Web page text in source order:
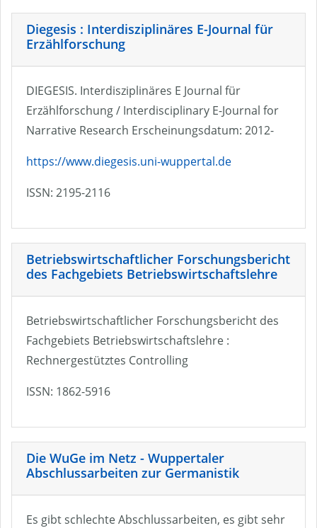
Diegesis : Interdisziplinäres E-Journal für
Erzählforschung
DIEGESIS. Interdisziplinäres E Journal für
Erzählforschung / Interdisciplinary E-Journal for
Narrative Research Erscheinungsdatum: 2012-
https://www.diegesis.uni-wuppertal.de
ISSN: 2195-2116
Betriebswirtschaftlicher Forschungsbericht
des Fachgebiets Betriebswirtschaftslehre
Betriebswirtschaftlicher Forschungsbericht des
Fachgebiets Betriebswirtschaftslehre :
Rechnergestütztes Controlling
ISSN: 1862-5916
Die WuGe im Netz - Wuppertaler
Abschlussarbeiten zur Germanistik
Es gibt schlechte Abschlussarbeiten, es gibt sehr